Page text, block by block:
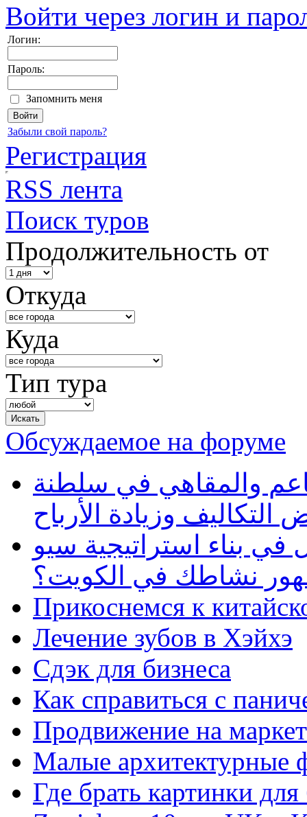
Войти через логин и
Логин:
Пароль:
Запомнить меня
Забыли свой пароль?
Регистрация
RSS лента
Поиск туров
Продолжительность от
Откуда
Куда
Тип тура
Обсуждаемое на форуме
والمقاهي في سلطنة
وزيادة الأرباح
بناء استراتيجية سيو
نشاطك في الكويت؟
Прикоснемся к
Лечение зубов в Хэйхэ
Сдэк для бизнеса
Как справиться с
Продвижение на
Малые архитектурные
Где брать картинки